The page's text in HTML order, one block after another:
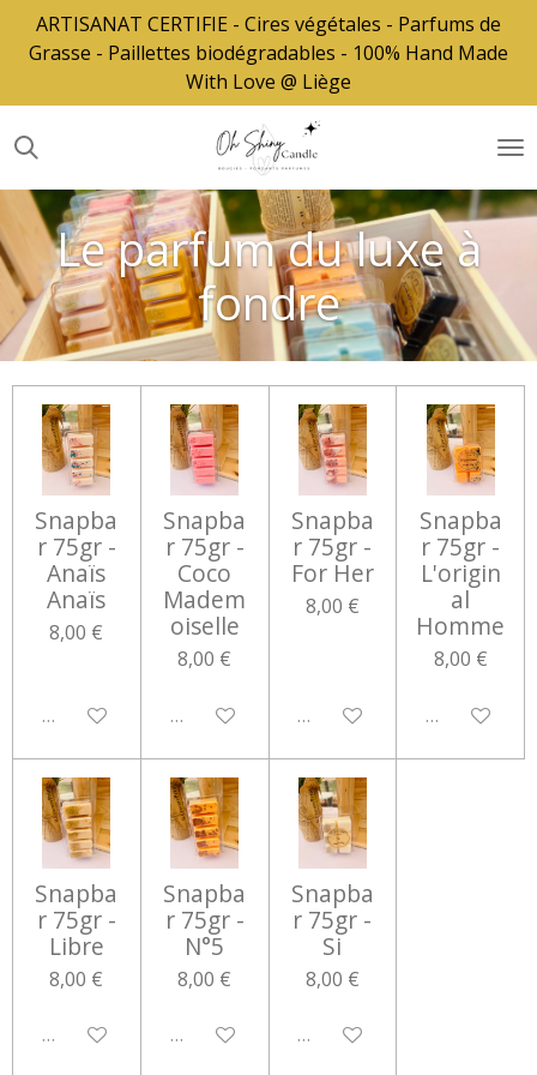
Passer
au
principal
ARTISANAT CERTIFIE - Cires végétales - Parfums de
Grasse - Paillettes biodégradables - 100% Hand Made
With Love @ Liège
Le parfum du luxe à
fondre
Snapba
r 75gr -
Anaïs
Anaïs
8,00 €
Désactivé
Snapba
r 75gr -
Coco
Madem
oiselle
8,00 €
Désactivé
Snapba
r 75gr -
For Her
8,00 €
Désactivé
Snapba
r 75gr -
L'origin
al
Homme
8,00 €
Désactivé
Snapba
r 75gr -
Libre
8,00 €
Désactivé
Snapba
r 75gr -
N°5
8,00 €
Désactivé
Snapba
r 75gr -
Si
8,00 €
Désactivé